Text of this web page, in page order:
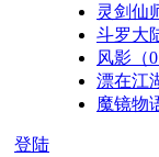
灵剑仙
斗罗大
风影（
漂在江
魔镜物
登陆